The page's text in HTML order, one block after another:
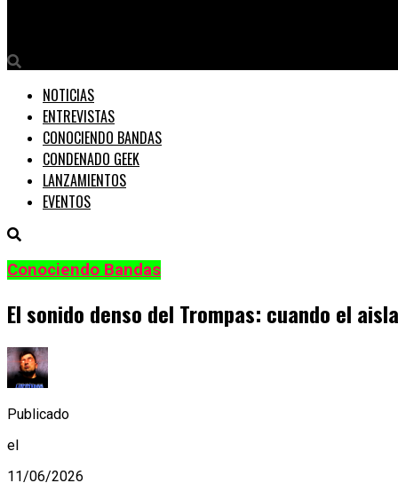
NOTICIAS
ENTREVISTAS
CONOCIENDO BANDAS
CONDENADO GEEK
LANZAMIENTOS
EVENTOS
Conociendo Bandas
El sonido denso del Trompas: cuando el
Publicado
el
11/06/2026